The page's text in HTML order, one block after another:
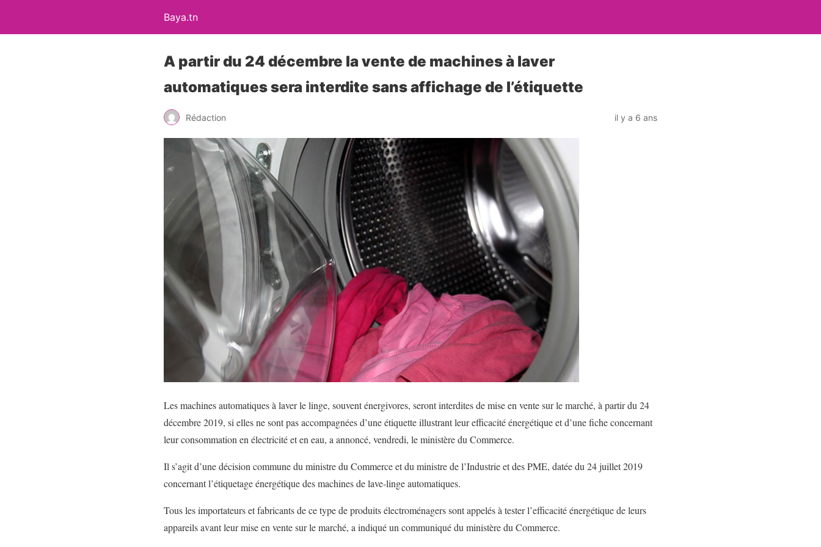
Baya.tn
A partir du 24 décembre la vente de machines à laver
automatiques sera interdite sans affichage de l’étiquette
Rédaction il y a 6 ans
Les machines automatiques à laver le linge, souvent énergivores, seront interdites de mise en vente sur le marché, à partir du 24
décembre 2019, si elles ne sont pas accompagnées d’une étiquette illustrant leur efficacité énergétique et d’une fiche concernant
leur consommation en électricité et en eau, a annoncé, vendredi, le ministère du Commerce.
Il s’agit d’une décision commune du ministre du Commerce et du ministre de l’Industrie et des PME, datée du 24 juillet 2019
concernant l’étiquetage énergétique des machines de lave-linge automatiques.
Tous les importateurs et fabricants de ce type de produits électroménagers sont appelés à tester l’efficacité énergétique de leurs
appareils avant leur mise en vente sur le marché, a indiqué un communiqué du ministère du Commerce.